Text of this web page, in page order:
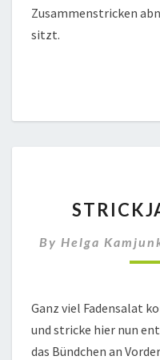
Zusammenstricken
sitzt.
By Helga
Ganz viel Fadensalat
und stricke hier nun
das Bündchen an